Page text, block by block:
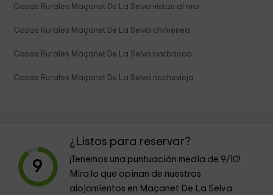
Casas Rurales Maçanet De La Selva vistas al mar
Casas Rurales Maçanet De La Selva chimenea
Casas Rurales Maçanet De La Selva barbacoa
Casas Rurales Maçanet De La Selva nochevieja
9
¿Listos para reservar?
¡Tenemos una puntuación media de 9/10!
Mira lo que opinan de nuestros
alojamientos en Maçanet De La Selva